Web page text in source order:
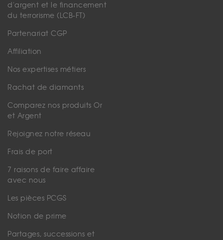
d'argent et le financement
du terrorisme (LCB-FT)
Partenariat CGP
Affiliation
Nos expertises métiers
Rachat de diamants
Comparez nos produits Or
et Argent
Rejoignez notre réseau
Frais de port
7 raisons de faire affaire
avec nous
Les pièces PCGS
Notion de prime
Partages, successions et